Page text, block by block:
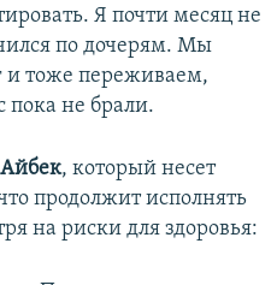
Я почти месяц не
по дочерям. Мы
и тоже переживаем,
пока не брали.
Айбек, который несет
продолжит исполнять
на риски для здоровья: